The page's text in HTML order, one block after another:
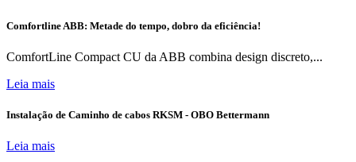
Comfortline ABB: Metade do tempo, dobro da eficiência!
ComfortLine Compact CU da ABB combina design discreto,...
Leia mais
Instalação de Caminho de cabos RKSM - OBO Bettermann
Leia mais